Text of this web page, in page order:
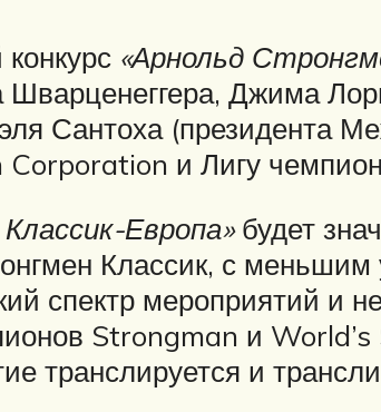
«Арнольд
Джима
Сантоха (президента
и Лигу
Европа»будет
Классик, с
спектр мероприятий и
Strongman и
транслируется и